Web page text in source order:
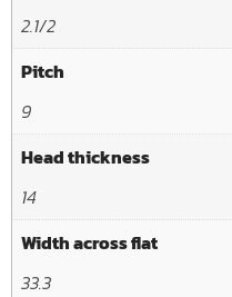
2.1/2
Pitch
9
Head thickness
14
Width across flat
33.3